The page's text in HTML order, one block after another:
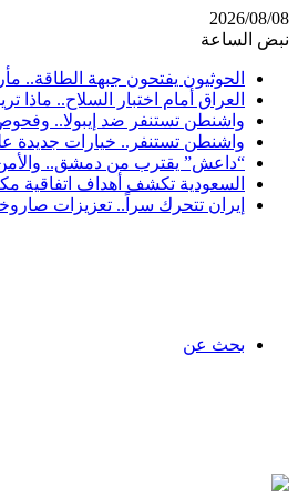
2026/08/08
نبض الساعة
الحوثيون يفتحون جبهة الطاقة..
العراق أمام اختبار السلاح.. ماذا
واشنطن تستنفر ضد إيبولا..
واشنطن تستنفر.. خيارات جديدة
“داعش” يقترب من دمشق..
السعودية تكشف أهداف اتفاقية
إيران تتحرك سراً.. تعزيزات
بحث عن